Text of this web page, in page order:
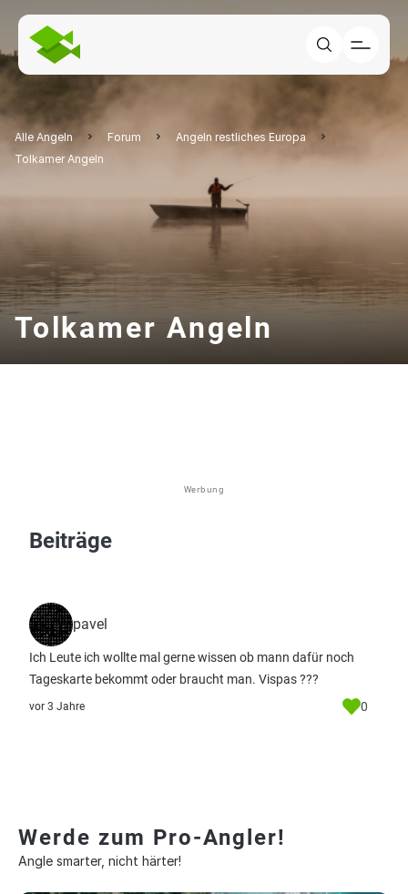
Alle Angeln Forum
Angeln restliches Europa
Tolkamer Angeln
Tolkamer Angeln
Werbung
Beiträge
pavel
Ich Leute ich wollte mal gerne wissen ob mann dafür noch
Tageskarte bekommt oder braucht man. Vispas ???
vor 3 Jahre 0
Werde zum Pro-Angler!
Angle smarter, nicht härter!